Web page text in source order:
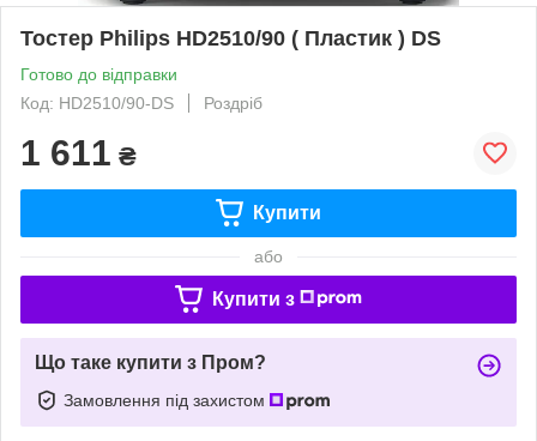
Тостер Philips HD2510/90 ( Пластик ) DS
Готово до відправки
Код: HD2510/90-DS
Роздріб
1 611 ₴
Купити
або
Купити з
Що таке купити з Пром?
Замовлення під захистом